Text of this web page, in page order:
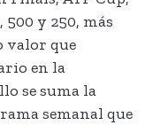
500 y 250, más
valor que
en la
se suma la
semanal que